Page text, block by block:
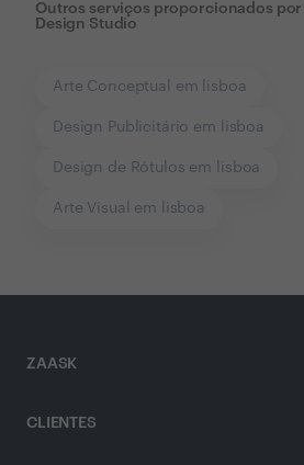
Outros serviços proporcionados por
Design Studio
Arte Conceptual em lisboa
Design Publicitário em lisboa
Design de Rótulos em lisboa
Arte Visual em lisboa
ZAASK
CLIENTES